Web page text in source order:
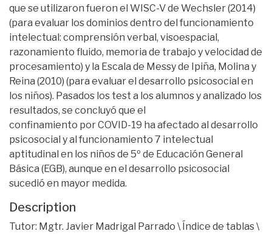
que se utilizaron fueron el WISC-V de Wechsler (2014)
(para evaluar los dominios dentro del funcionamiento
intelectual: comprensión verbal, visoespacial,
razonamiento fluido, memoria de trabajo y velocidad de
procesamiento) y la Escala de Messy de Ipiña, Molina y
Reina (2010) (para evaluar el desarrollo psicosocial en
los niños). Pasados los test a los alumnos y analizado los
resultados, se concluyó que el
confinamiento por COVID-19 ha afectado al desarrollo
psicosocial y al funcionamiento 7 intelectual
aptitudinal en los niños de 5º de Educación General
Básica (EGB), aunque en el desarrollo psicosocial
sucedió en mayor medida.
Description
Tutor: Mgtr. Javier Madrigal Parrado \ Índice de tablas \